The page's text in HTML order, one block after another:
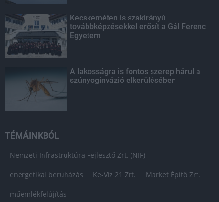
Kecskeméten is szakirányú
továbbképzésekkel erősít a Gál Ferenc
Egyetem
A lakosságra is fontos szerep hárul a
szúnyoginvázió elkerülésében
TÉMÁINKBÓL
Nemzeti Infrastruktúra Fejlesztő Zrt. (NIF)
energetikai beruházás Ke-Víz 21 Zrt. Market Építő Zrt.
műemlékfelújítás